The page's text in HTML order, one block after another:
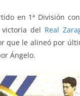
en 1ª División
del Real
que le alineó por
Ángelo.